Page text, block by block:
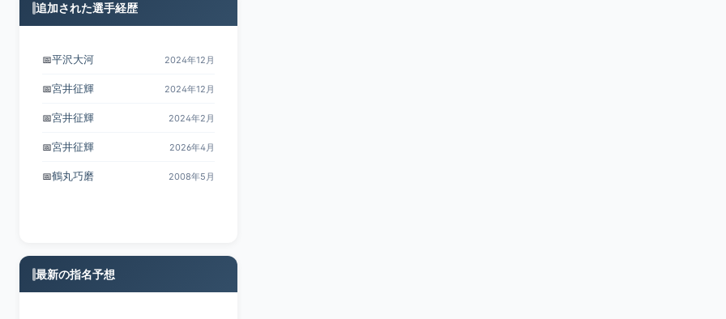
追加された選手経歴
📅宮井征輝 2024年12月
📅宮井征輝 2024年2月
📅宮井征輝 2026年4月
📅鶴丸巧磨 2008年5月
📅須藤雅仁 2021年4月
最新の指名予想